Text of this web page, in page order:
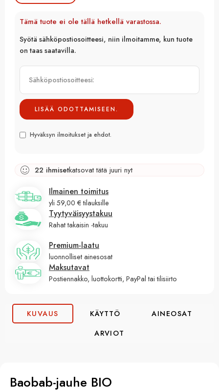
Tämä tuote ei ole tällä hetkellä varastossa.
Syötä sähköpostiosoitteesi, niin ilmoitamme, kun tuote
on taas saatavilla.
Hyväksyn ilmoitukset ja ehdot.
22 ihmisetkatsovat tätä juuri nyt
Ilmainen toimitus
yli 59,00 € tilauksille
Tyytyväisyystakuu
Rahat takaisin -takuu
Premium-laatu
luonnolliset ainesosat
Maksutavat
Postiennakko, luottokortti, PayPal tai tilisiirto
KUVAUS KÄYTTÖ
AINEOSAT
ARVIOT
Baobab-jauhe BIO